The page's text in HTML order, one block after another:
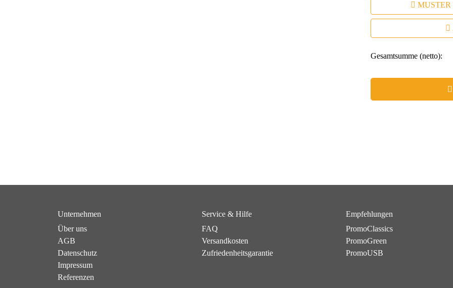
MUSTER
Gesamtsumme (netto):
Unternehmen
Über uns
AGB
Datenschutz
Impressum
Referenzen
Service & Hilfe
FAQ
Versandkosten
Zufriedenheitsgarantie
Empfehlungen
PromoClassics
PromoGreen
PromoUSB